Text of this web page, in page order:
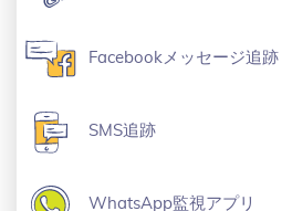
Facebookメッセージ追跡
SMS追跡
WhatsApp監視アプリ